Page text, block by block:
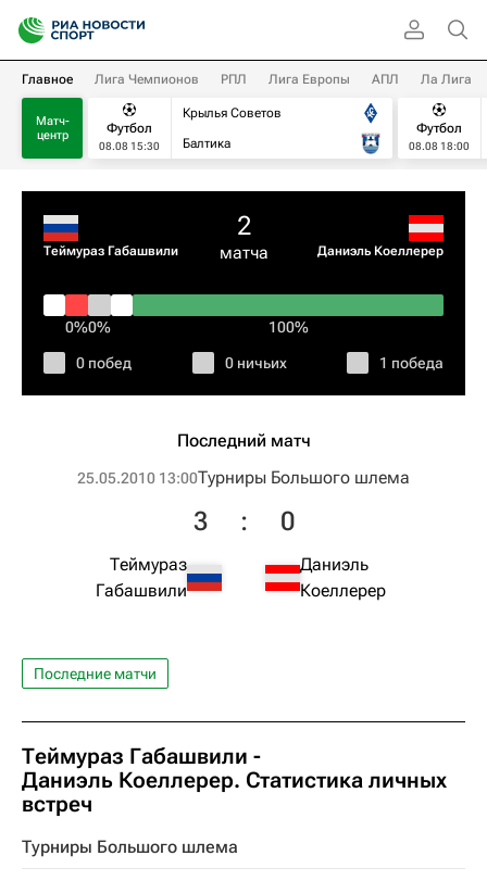
Главное Лига Чемпионов РПЛ Лига Европы АПЛ Ла Лига
Матч-
центр
Футбол
08.08 15:30
Крылья Советов
Балтика
Футбол
08.08 18:00
Теймураз Габашвили
2
матча Даниэль Коеллерер
0%0% 100%
0 побед 0 ничьих 1 победа
Последний матч
25.05.2010 13:00Турниры Большого шлема
Теймураз
Габашвили
3 : 0
Даниэль
Коеллерер
Последние матчи
Теймураз Габашвили -
Даниэль Коеллерер. Статистика личных
встреч
Турниры Большого шлема